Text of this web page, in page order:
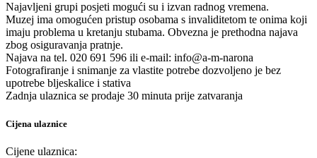
Najavljeni grupi posjeti mogući su i izvan radnog vremena.
Muzej ima omogućen pristup osobama s invaliditetom te onima koji
imaju problema u kretanju stubama. Obvezna je prethodna najava
zbog osiguravanja pratnje.
Najava na tel. 020 691 596 ili e-mail: info@a-m-narona
Fotografiranje i snimanje za vlastite potrebe dozvoljeno je bez
upotrebe bljeskalice i stativa
Zadnja ulaznica se prodaje 30 minuta prije zatvaranja
Cijena ulaznice
Cijene ulaznica: